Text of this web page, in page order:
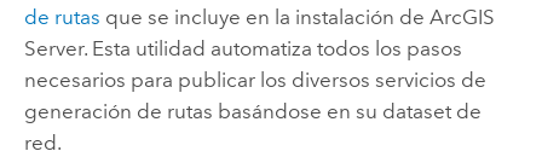
de rutas que se incluye en la instalación de ArcGIS
Server. Esta utilidad automatiza todos los pasos
necesarios para publicar los diversos servicios de
generación de rutas basándose en su dataset de
red.